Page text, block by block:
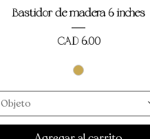
Vista rápida
Bastidor de madera 6 inches
Precio
CAD 6,00
Objeto